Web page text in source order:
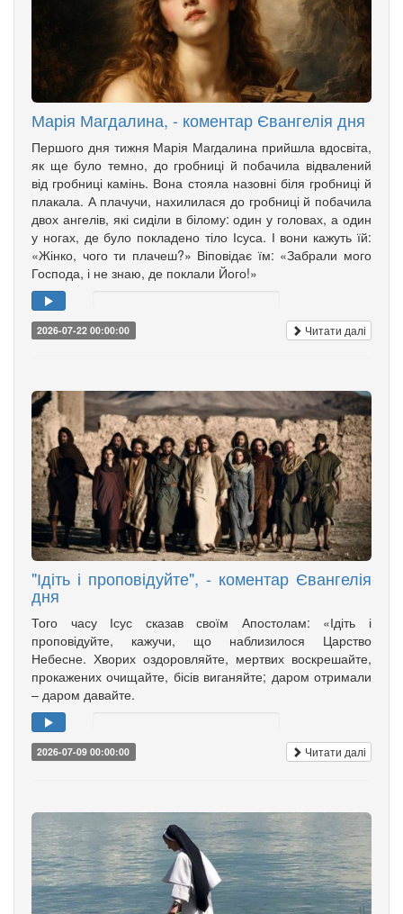
Марія Магдалина, - коментар Євангелія дня
Першого дня тижня Марія Магдалина прийшла вдосвіта,
як ще було темно, до гробниці й побачила відвалений
від гробниці камінь. Вона стояла назовні біля гробниці й
плакала. А плачучи, нахилилася до гробниці й побачила
двох ангелів, які сиділи в білому: один у головах, а один
у ногах, де було покладено тіло Ісуса. І вони кажуть їй:
«Жінко, чого ти плачеш?» Віповідає їм: «Забрали мого
Господа, і не знаю, де поклали Його!»
2026-07-22 00:00:00 Читати далі
"Ідіть і проповідуйте", - коментар Євангелія
дня
Того часу Ісус сказав своїм Апостолам: «Ідіть і
проповідуйте, кажучи, що наблизилося Царство
Небесне. Хворих оздоровляйте, мертвих воскрешайте,
прокажених очищайте, бісів виганяйте; даром отримали
– даром давайте.
2026-07-09 00:00:00 Читати далі